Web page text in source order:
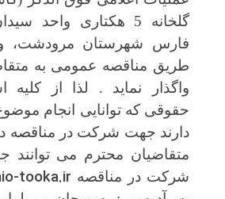
گلخانه 5 هکتاری
واحد
فارس شهرستان مرودشت،
طریق مناقصه عمومی به
واگذار نماید . لذا از
حقوقی که توانایی انجام
دارند جهت شرکت در مناقصه
متقاضیان محترم می توانند
شرکت در مناقصه tooka.ir